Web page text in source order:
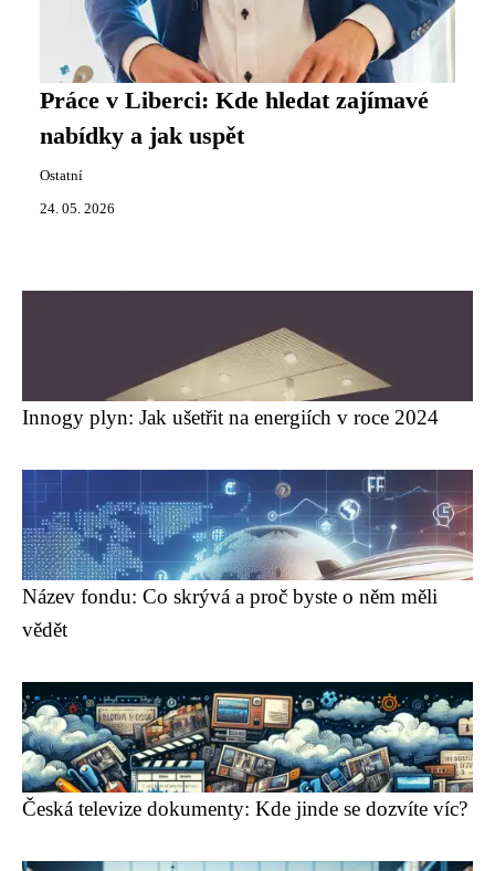
Práce v Liberci: Kde hledat zajímavé
nabídky a jak uspět
Ostatní
24. 05. 2026
Innogy plyn: Jak ušetřit na energiích v roce 2024
Název fondu: Co skrývá a proč byste o něm měli
vědět
Česká televize dokumenty: Kde jinde se dozvíte víc?